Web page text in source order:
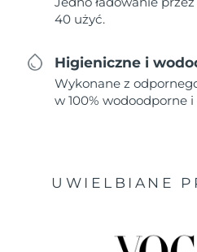
40 użyć.
Higieniczne i
Wykonane z
w 100% wodoodporne
UWIELBIANE